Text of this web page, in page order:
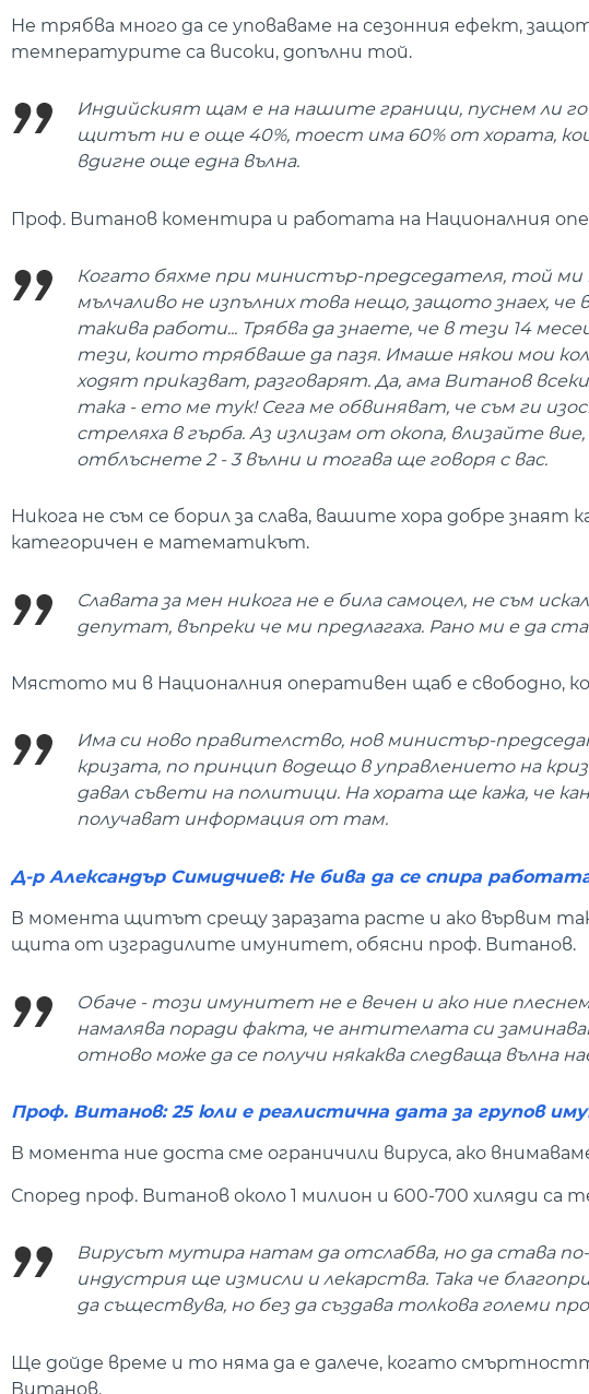
Не трябва много да се уповаваме на сезонния ефект,
температурите са високи, допълни той.
Индийският щам е на нашите граници, пуснем ли
щитът ни е още 40%, тоест има 60% от хората,
вдигне още една вълна.
Проф. Витанов коментира и работата на Националния
Когато бяхме при министър-председателя, той ми
мълчаливо не изпълних това нещо, защото знаех,
такива работи... Трябва да знаете, че в тези 14
тези, които трябваше да пазя. Имаше някои мои
ходят приказват, разговарят. Да, ама Витанов
така - ето ме тук! Сега ме обвиняват, че съм ги
стреляха в гърба. Аз излизам от окопа, влизайте
отблъснете 2 - 3 вълни и тогава ще говоря с вас.
Никога не съм се борил за слава, вашите хора добре
категоричен е математикът.
Славата за мен никога не е била самоцел, не съм
депутат, въпреки че ми предлагаха. Рано ми е да
Мястото ми в Националния оперативен щаб е свободно,
Има си ново правителство, нов министър-
кризата, по принцип водещо в управлението на
давал съвети на политици. На хората ще кажа, че
получават информация от там.
Д-р Александър Симидчиев: Не бива да се спира
В момента щитът срещу заразата расте и ако вървим
щита от изградилите имунитет, обясни проф. Витанов.
Обаче - този имунитет не е вечен и ако ние
намалява поради факта, че антителата си
отново може да се получи някаква следваща вълна
Проф. Витанов: 25 юли е реалистична дата за групов
В момента ние доста сме ограничили вируса, ако
Според проф. Витанов около 1 милион и 600-700 хиляди са
Вирусът мутира натам да отслабва, но да става
индустрия ще измисли и лекарства. Така че
да съществува, но без да създава толкова големи
Ще дойде време и то няма да е далече, когато
Витанов.